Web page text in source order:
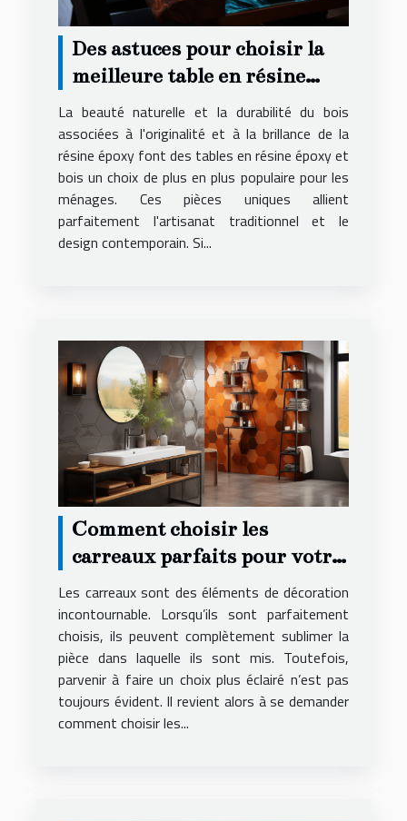
Des astuces pour choisir la
meilleure table en résine
époxy et bois pour votre
logement
La beauté naturelle et la durabilité du bois
associées à l'originalité et à la brillance de la
résine époxy font des tables en résine époxy et
bois un choix de plus en plus populaire pour les
ménages. Ces pièces uniques allient
parfaitement l'artisanat traditionnel et le
design contemporain. Si...
Comment choisir les
carreaux parfaits pour votre
décoration ?
Les carreaux sont des éléments de décoration
incontournable. Lorsqu’ils sont parfaitement
choisis, ils peuvent complètement sublimer la
pièce dans laquelle ils sont mis. Toutefois,
parvenir à faire un choix plus éclairé n’est pas
toujours évident. Il revient alors à se demander
comment choisir les...